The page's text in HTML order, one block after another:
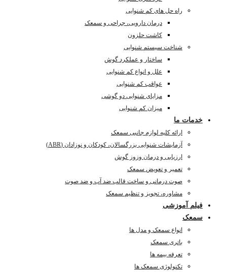
راه حل های کم شنوایی
درمان دارویی، جراحی و سمعک
کاشت حلزون
شناخت سیستم شنوایی
ساختار و عملکرد گوش
علل و انواع کم شنوایی
عواقب کم شنوایی
مزایای شنوایی دو گوشی
میزان کم شنوایی
خدمات ما
ارائه کلیه لوازم جانبی سمعک
آزمایشات شنوایی بزرگسالان، کودکان و نوزادان (ABR)
ارزیابی و درمان وزوز گوش
تعمیر و تعویض سمعک
صوت درمانی و ساخت قالب ضد آب و ضد صوت
مشاوره، تجویز و تنظیم سمعک
فیلم آموزشی
سمعک
انواع سمعک و مدل ها
باتری سمعک
تعرفه بیمه ها
تکنولوژی سمعک ها